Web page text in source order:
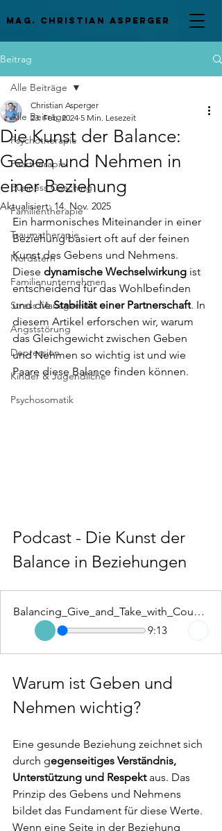
mag. Christian asperger
Beitrag
Alle Beiträge
Psychotherapie
Paartherapie
Business Coaching
Familientherapie
Traumatherapie
Nordstern
Familienunternehmen
Stress Management
Angststörung
Depression
Kinder & Jugendliche
Psychosomatik
Alle Beiträge
Die Kunst der Balance:
Geben und Nehmen in
einer Beziehung
Christian Asperger
23. Feb. 2024 5 Min. Lesezeit
Aktualisiert: 14. Nov. 2025
Ein harmonisches Miteinander in einer
Beziehung basiert oft auf der feinen
Kunst des Gebens und Nehmens.
Diese dynamische Wechselwirkung ist
entscheidend für das Wohlbefinden
und die Stabilität einer Partnerschaft. In
diesem Artikel erforschen wir, warum
das Gleichgewicht zwischen Geben
und Nehmen so wichtig ist und wie
Paare diese Balance finden können.
Podcast - Die Kunst der
Balance in Beziehungen
Balancing_Give_and_Take_with_Couples_Therapy
9:13
Warum ist Geben und
Nehmen wichtig?
Eine gesunde Beziehung zeichnet sich
durch gegenseitiges Verständnis,
Unterstützung und Respekt aus. Das
Prinzip des Gebens und Nehmens
bildet das Fundament für diese Werte.
Wenn eine Seite in der Beziehung